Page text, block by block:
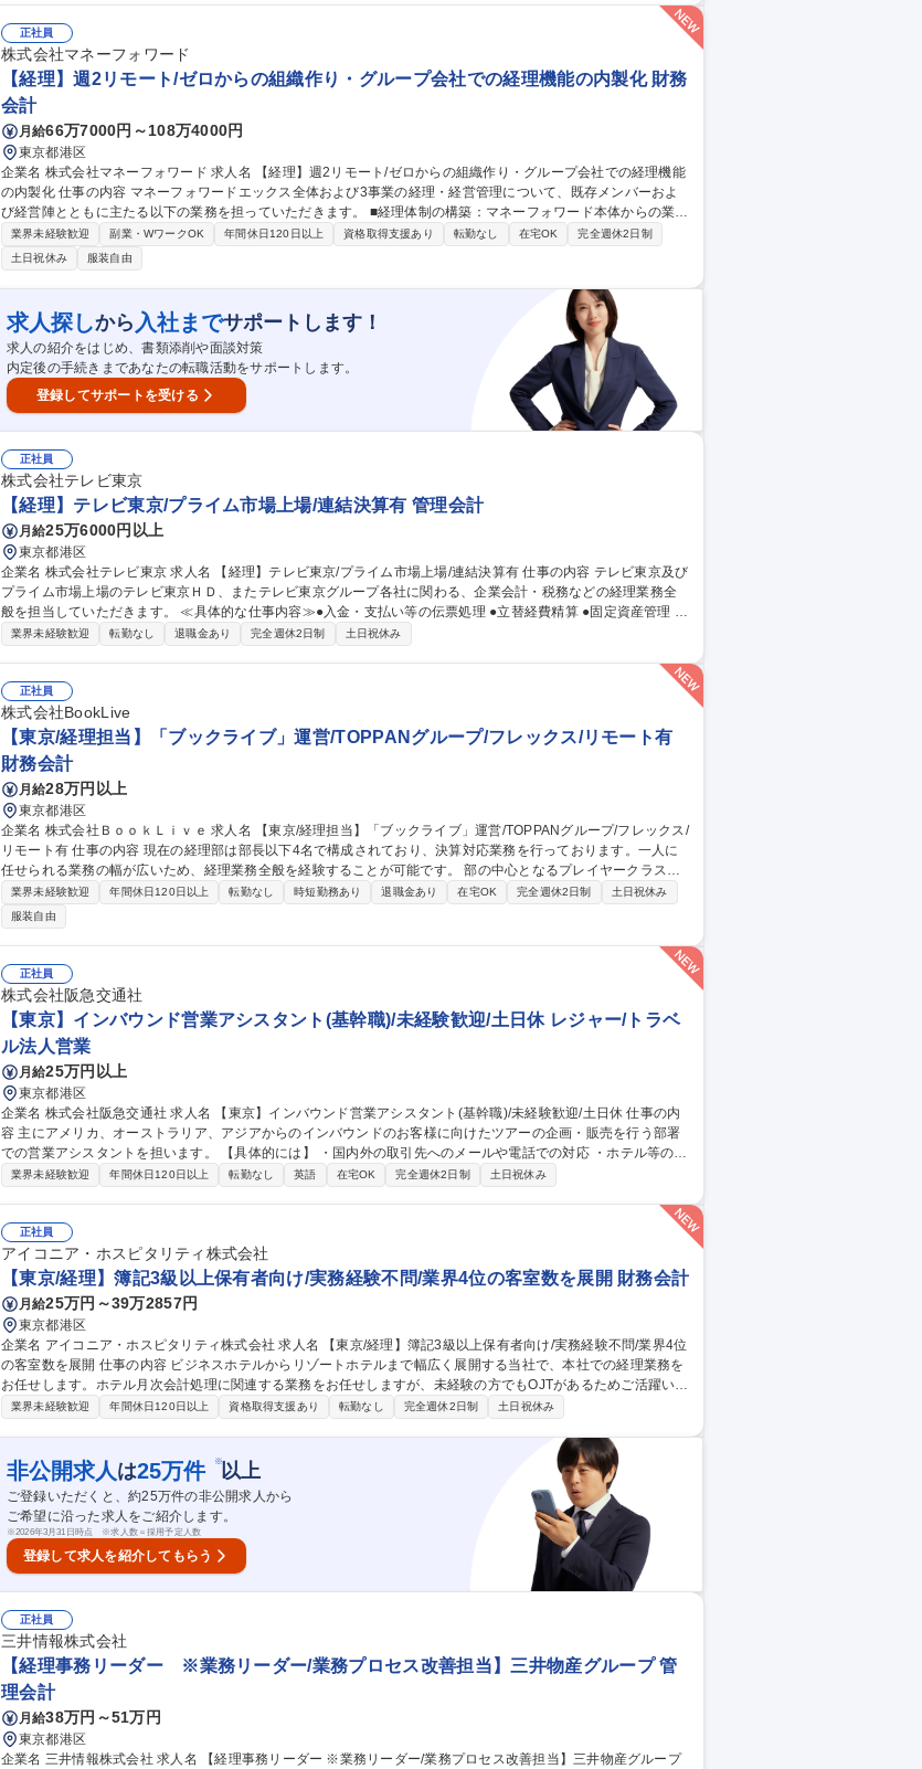
正社員
株式会社マネーフォワード
【経理】週2リモート/ゼロからの組織作り・グループ会社での経理機能の内製化 財務
会計
月給66万7000円～108万4000円
東京都港区
企業名 株式会社マネーフォワード 求人名 【経理】週2リモート/ゼロからの組織作り・グループ会社での経理機能
の内製化 仕事の内容 マネーフォワードエックス全体および3事業の経理・経営管理について、既存メンバーおよ
び経営陣とともに主たる以下の業務を担っていただきます。 ■経理体制の構築：マネーフォワード本体からの業務
引き継ぎおよび内製化フローの構築 ■経理実務および決算業務：月次・四半期・年次決算業務の遂行 ■会計・税務
論点対応：会計・税務における個別論点への対応、顧問税理士との連携 募集職種 【経理】週2リモート/ゼロから
の組織作り・グループ会社での経理機能の内製化
業界未経験歓迎 副業・WワークOK 年間休日120日以上 資格取得支援あり 転勤なし 在宅OK
完全週休2日制
土日祝休み
服装自由
求人探しから 入社までサポートします！
求人の紹介をはじめ、書類添削や面談対策
内定後の手続きまであなたの転職活動をサポートします。
登録してサポートを受ける
正社員
株式会社テレビ東京
【経理】テレビ東京/プライム市場上場/連結決算有 管理会計
月給25万6000円以上
東京都港区
企業名 株式会社テレビ東京 求人名 【経理】テレビ東京/プライム市場上場/連結決算有 仕事の内容 テレビ東京及び
プライム市場上場のテレビ東京ＨＤ、またテレビ東京グループ各社に関わる、企業会計・税務などの経理業務全
般を担当していただきます。 ≪具体的な仕事内容≫●入金・支払い等の伝票処理 ●立替経費精算 ●固定資産管理 ●
税務申告書の作成・提出（連結納税） ●決算書類の作成（連結決算含む）●税金の納付 など ≪魅力≫●プライム市
市場上場/連結決算有
業界未経験歓迎 転勤なし 退職金あり 完全週休2日制 土日祝休み
正社員
株式会社BookLive
【東京/経理担当】「ブックライブ」運営/TOPPANグループ/フレックス/リモート有
財務会計
月給28万円以上
東京都港区
企業名 株式会社ＢｏｏｋＬｉｖｅ 求人名 【東京/経理担当】「ブックライブ」運営/TOPPANグループ/フレックス/
リモート有 仕事の内容 現在の経理部は部長以下4名で構成されており、決算対応業務を行っております。一人に
任せられる業務の幅が広いため、経理業務全般を経験することが可能です。 部の中心となるプレイヤークラスを
募集します。将来的には親会社であるTOPPAN社との連結決算までご経験を積むことができる環境です。 【具体
的な業務】＜月次決算業務＞・経費申請、従業員の立替精算チェック・売上、売上原価等の会計伝票の起票・債
権管理（入金消込、請求書発行のチェック）・債務管理（振込処理、各種税金納付）※会計システムははオービ
ックを使用します。 募集職種 【東京/経理担当】「ブックライブ」運営/TOPPANグループ/フレックス/リモート有
業界未経験歓迎 年間休日120日以上 転勤なし 時短勤務あり 退職金あり 在宅OK 完全週休2日制
土日祝休み
服装自由
正社員
株式会社阪急交通社
【東京】インバウンド営業アシスタント(基幹職)/未経験歓迎/土日休 レジャー/トラベ
ル法人営業
月給25万円以上
東京都港区
企業名 株式会社阪急交通社 求人名 【東京】インバウンド営業アシスタント(基幹職)/未経験歓迎/土日休 仕事の内
容 主にアメリカ、オーストラリア、アジアからのインバウンドのお客様に向けたツアーの企画・販売を行う部署
での営業アシスタントを担います。 【具体的には】 ・国内外の取引先へのメールや電話での対応 ・ホテル等の仕
入れなど ・ツアープログラムの設計・予算の立案 ・旅程の作成 募集職種 【東京】インバウンド営業アシスタン
業界未経験歓迎 年間休日120日以上 転勤なし 英語 在宅OK 完全週休2日制 土日祝休み
正社員
アイコニア・ホスピタリティ株式会社
【東京/経理】簿記3級以上保有者向け/実務経験不問/業界4位の客室数を展開 財務会計
月給25万円～39万2857円
東京都港区
企業名 アイコニア・ホスピタリティ株式会社 求人名 【東京/経理】簿記3級以上保有者向け/実務経験不問/業界4位
の客室数を展開 仕事の内容 ビジネスホテルからリゾートホテルまで幅広く展開する当社で、本社での経理業務を
お任せします。ホテル月次会計処理に関連する業務をお任せしますが、未経験の方でもOJTがあるためご活躍いた
だけます。 ・月次会計集計、実績状況報告 ・資金繰り状況管理・資料作成 ・オーナー向けレポート作成・報告
業界未経験歓迎 年間休日120日以上 資格取得支援あり 転勤なし 完全週休2日制 土日祝休み
非公開求人 は25万件 ※以上
ご登録いただくと、約25万件の非公開求人から
ご希望に沿った求人をご紹介します。
※2026年3月31日時点 ※求人数＝採用予定人数
登録して求人を紹介してもらう
正社員
三井情報株式会社
【経理事務リーダー ※業務リーダー/業務プロセス改善担当】三井物産グループ 管
理会計
月給38万円～51万円
東京都港区
企業名 三井情報株式会社 求人名 【経理事務リーダー ※業務リーダー/業務プロセス改善担当】三井物産グループ